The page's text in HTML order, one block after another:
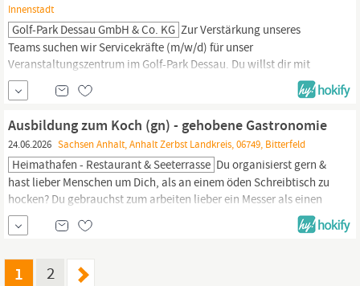
Innenstadt
Golf-Park Dessau GmbH & Co. KG Zur Verstärkung unseres
Teams suchen wir Servicekräfte (m/w/d) für unser
Veranstaltungszentrum im Golf-Park Dessau. Du willst dir mit
einem Minijob etwas dazuverdienen? Dann bewirb dich bei uns
als Servicekraft (m/w/d) und sei bei unseren nächsten Events
Veranstaltungen – sowohl kurzfristig als auch über einen...
Ausbildung zum Koch (gn) - gehobene Gastronomie
24.06.2026 Sachsen Anhalt, Anhalt Zerbst Landkreis, 06749, Bitterfeld
Heimathafen - Restaurant & Seeterrasse Du organisierst gern &
hast lieber Menschen um Dich, als an einem öden Schreibtisch zu
hocken? Du gebrauchst zum arbeiten lieber ein Messer als einen
Rechner? Du hast eine Leidenschaft für die Zubereitung von
Lebensmitteln? Du kannst auch in schwierigen Situationen einen
kreativen Küche Deine Gäste begeistern?...
1 2